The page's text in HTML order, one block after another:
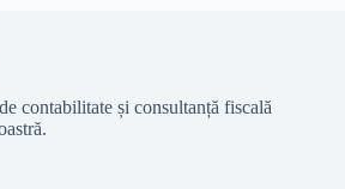
contabilitate și consultanță fiscală